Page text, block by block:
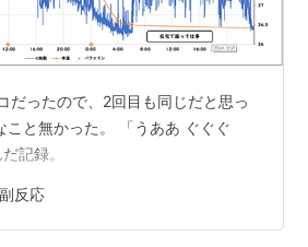
だったので、2回目も同じだと思っ
こと無かった。 「うああ ぐぐぐ
記録。
副反応